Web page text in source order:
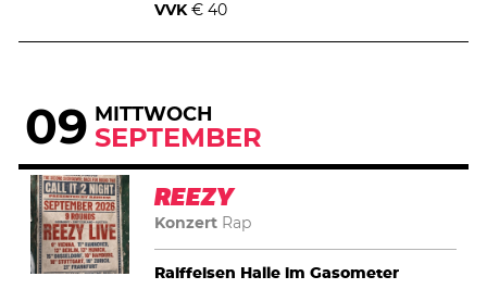
VVK€ 40
09 MITTWOCH
SEPTEMBER
REEZY
Konzert Rap
Raiffeisen Halle im Gasometer